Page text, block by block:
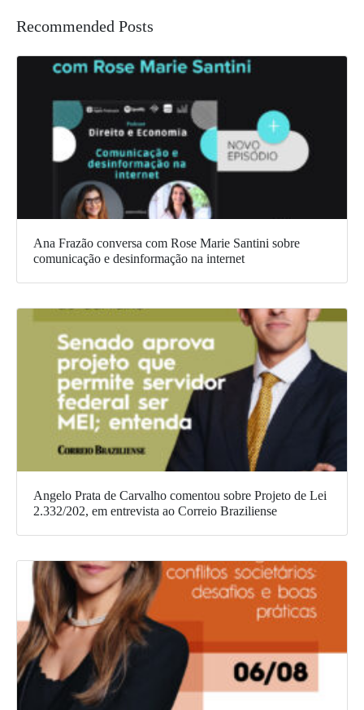
Recommended Posts
Ana Frazão conversa com Rose Marie Santini sobre
comunicação e desinformação na internet
Angelo Prata de Carvalho comentou sobre Projeto de Lei
2.332/202, em entrevista ao Correio Braziliense